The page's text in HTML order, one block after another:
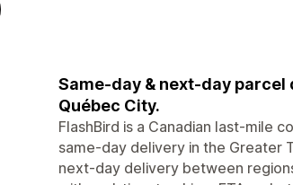
Same-day & next-day parcel
Québec City.
FlashBird is a Canadian last-mile
same-day delivery in the Greater
next-day delivery between